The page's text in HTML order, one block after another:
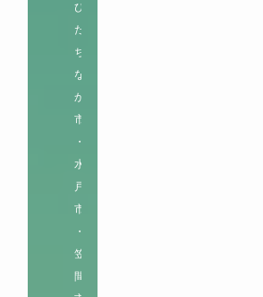
ひ
た
ち
な
か
市
・
水
戸
市
・
笠
間